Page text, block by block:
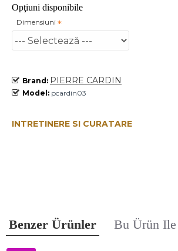
Brand: PIERRE CARDIN
Model: pcardin03
Opţiuni disponibile
Dimensiuni
INTRETINERE SI CURATARE
Benzer Ürünler Bu Ürün Ile